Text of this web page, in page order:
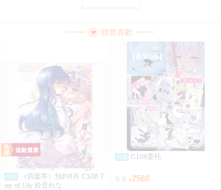
猜您喜歡
預購
（四葉亭）預約8月 C108 T
op of Lily 鈴音れな
預購 C108委托
售價 2560